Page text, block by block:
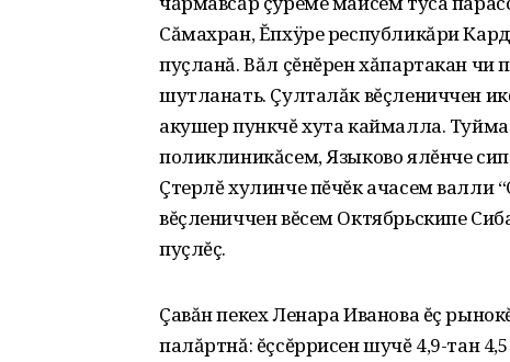
Сăмахран, Ĕпхÿре республикăри
пуçланă. Вăл çĕнĕрен хăпартакан чи
шутланать. Çулталăк вĕçлениччен
акушер пункчĕ хута каймалла.
поликлиникăсем, Языково ялĕнче
Çтерлĕ хулинче пĕчĕк ачасем валли
вĕçлениччен вĕсем Октябрьскипе
пуçлĕç.
Çавăн пекех Ленара Иванова ĕç
палăртнă: ĕçсĕррисен шучĕ 4,9-тан